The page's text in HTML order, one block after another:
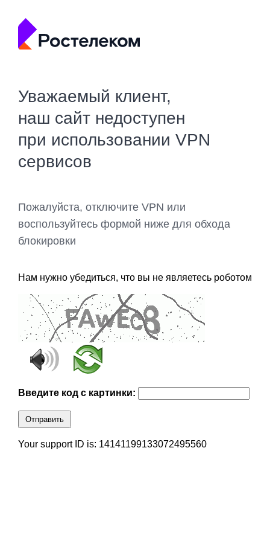
Уважаемый клиент,
наш сайт недоступен
при использовании VPN
сервисов
Пожалуйста, отключите VPN или
воспользуйтесь формой ниже для обхода
блокировки
Нам нужно убедиться, что вы не являетесь роботом
Введите код с картинки:
Отправить
Your support ID is: 14141199133072495560